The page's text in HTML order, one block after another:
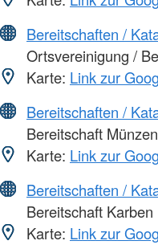
Bereitschaften /
Ortsvereinigung /
Karte: Link zur
Bereitschaften /
Bereitschaft
Karte: Link zur
Bereitschaften /
Bereitschaft Karben
Karte: Link zur